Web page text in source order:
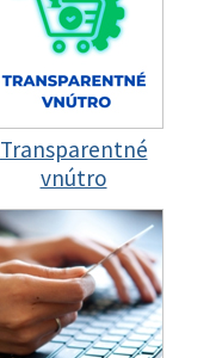
Transparentné
vnútro